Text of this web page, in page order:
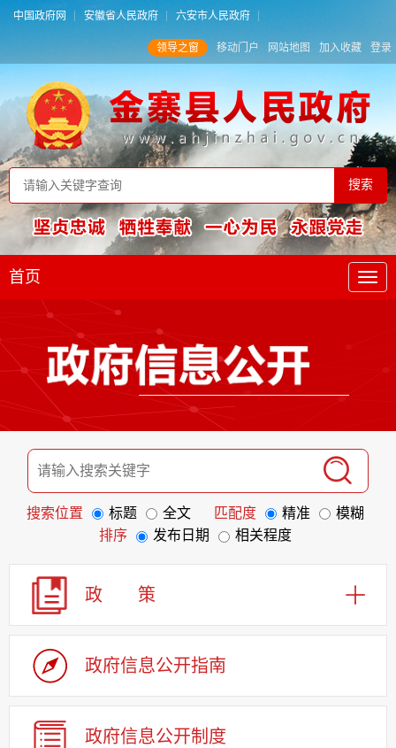
中国政府网 安徽省人民政府 六安市人民政府
领导之窗 移动门户 网站地图 加入收藏 登录
首页
搜索位置 标题 全文 匹配度 精准
模糊
排序
发布日期 相关程度
政 策
政府信息公开指南
政府信息公开制度